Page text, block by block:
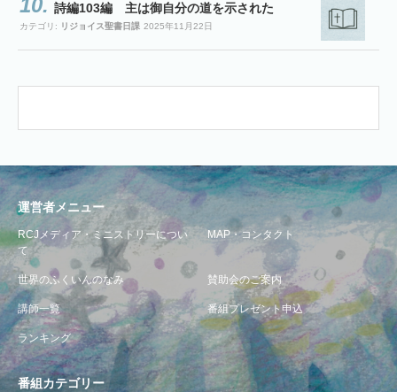
詩編103編 主は御自分の道を示された
カテゴリ: リジョイス聖書日課 2025年11月22日
運営者メニュー
RCJメディア・ミニストリーについ
て
MAP・コンタクト
世界のふくいんのなみ 賛助会のご案内
講師一覧 番組プレゼント申込
ランキング
番組カテゴリー